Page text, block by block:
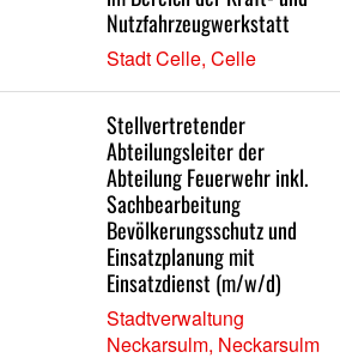
Nutzfahrzeugwerkstatt
Stadt Celle, Celle
Stellvertretender
Abteilungsleiter der
Abteilung Feuerwehr inkl.
Sachbearbeitung
Bevölkerungsschutz und
Einsatzplanung mit
Einsatzdienst (m/w/d)
Stadtverwaltung
Neckarsulm, Neckarsulm